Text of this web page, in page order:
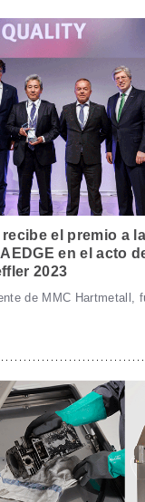
el premio a
en el acto
2023
de MMC Hartmetall,